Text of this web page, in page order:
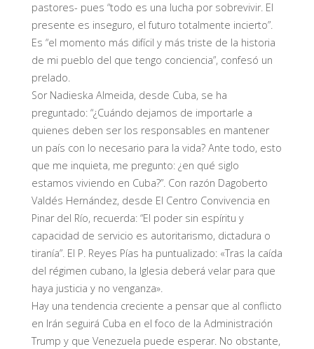
pastores- pues “todo es una lucha por sobrevivir. El
presente es inseguro, el futuro totalmente incierto”.
Es “el momento más difícil y más triste de la historia
de mi pueblo del que tengo conciencia”, confesó un
prelado.
Sor Nadieska Almeida, desde Cuba, se ha
preguntado: “¿Cuándo dejamos de importarle a
quienes deben ser los responsables en mantener
un país con lo necesario para la vida? Ante todo, esto
que me inquieta, me pregunto: ¿en qué siglo
estamos viviendo en Cuba?”. Con razón Dagoberto
Valdés Hernández, desde El Centro Convivencia en
Pinar del Río, recuerda: “El poder sin espíritu y
capacidad de servicio es autoritarismo, dictadura o
tiranía”. El P. Reyes Pías ha puntualizado: «Tras la caída
del régimen cubano, la Iglesia deberá velar para que
haya justicia y no venganza».
Hay una tendencia creciente a pensar que al conflicto
en Irán seguirá Cuba en el foco de la Administración
Trump y que Venezuela puede esperar. No obstante,